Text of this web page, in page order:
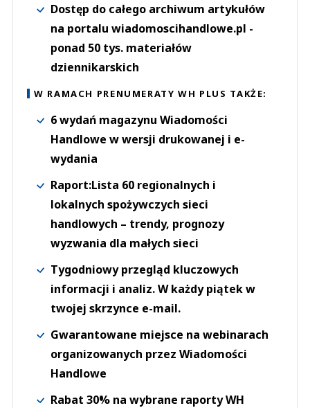
Dostęp do całego archiwum artykułów
na portalu wiadomoscihandlowe.pl -
ponad 50 tys. materiałów
dziennikarskich
W RAMACH PRENUMERATY WH PLUS TAKŻE:
6 wydań magazynu Wiadomości
Handlowe w wersji drukowanej i e-
wydania
Raport:Lista 60 regionalnych i
lokalnych spożywczych sieci
handlowych – trendy, prognozy
wyzwania dla małych sieci
Tygodniowy przegląd kluczowych
informacji i analiz. W każdy piątek w
twojej skrzynce e-mail.
Gwarantowane miejsce na webinarach
organizowanych przez Wiadomości
Handlowe
Rabat 30% na wybrane raporty WH